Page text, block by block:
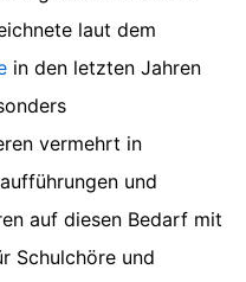
laut dem
in den letzten Jahren
vermehrt in
und
auf diesen Bedarf mit
Schulchöre und